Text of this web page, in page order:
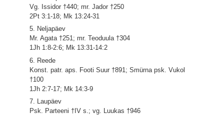
Vg. Issidor †440; mr. Jador †250
2Pt 3:1-18; Mk 13:24-31
5. Neljapäev
Mr. Agata †251; mr. Teoduula †304
1Jh 1:8-2:6; Mk 13:31-14:2
6. Reede
Konst. patr. aps. Footi Suur †891; Smürna psk. Vukol
†100
1Jh 2:7-17; Mk 14:3-9
7. Laupäev
Psk. Parteeni †IV s.; vg. Luukas †946